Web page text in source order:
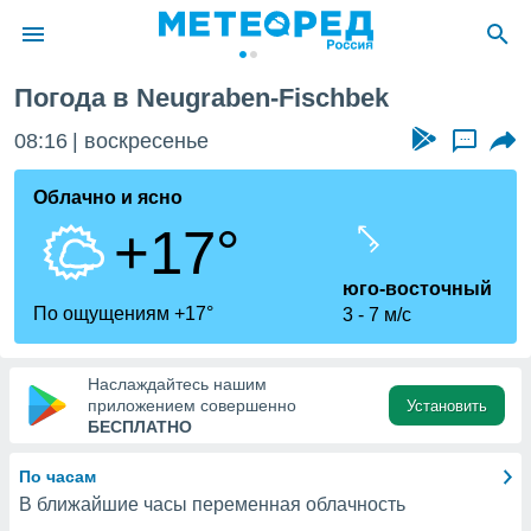
о
Вы можете
к этому
доступ
Погода в Neugraben-Fischbek
08:16 воскресенье ...
Облачно и ясно
+17°
По ощущениям +17°
юго-восточный
3
7 м/с
Наслаждайтесь нашим
приложением совершенно
БЕСПЛАТНО
Установить
По часам
В ближайшие часы переменная облачность